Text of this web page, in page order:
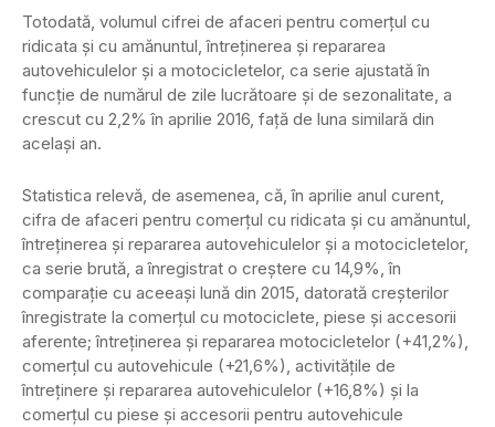
Totodată, volumul cifrei de afaceri pentru comerţul cu
ridicata şi cu amănuntul, întreţinerea şi repararea
autovehiculelor şi a motocicletelor, ca serie ajustată în
funcţie de numărul de zile lucrătoare şi de sezonalitate, a
crescut cu 2,2% în aprilie 2016, faţă de luna similară din
acelaşi an.
Statistica relevă, de asemenea, că, în aprilie anul curent,
cifra de afaceri pentru comerţul cu ridicata şi cu amănuntul,
întreţinerea şi repararea autovehiculelor şi a motocicletelor,
ca serie brută, a înregistrat o creştere cu 14,9%, în
comparaţie cu aceeaşi lună din 2015, datorată creşterilor
înregistrate la comerţul cu motociclete, piese şi accesorii
aferente; întreţinerea şi repararea motocicletelor (+41,2%),
comerţul cu autovehicule (+21,6%), activităţile de
întreţinere şi repararea autovehiculelor (+16,8%) şi la
comerţul cu piese şi accesorii pentru autovehicule